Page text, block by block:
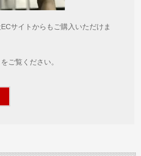
サイトからもご購入いただけま
ご覧ください。